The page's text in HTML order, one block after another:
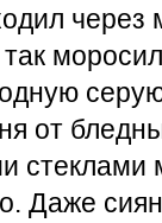
через
от
Даже